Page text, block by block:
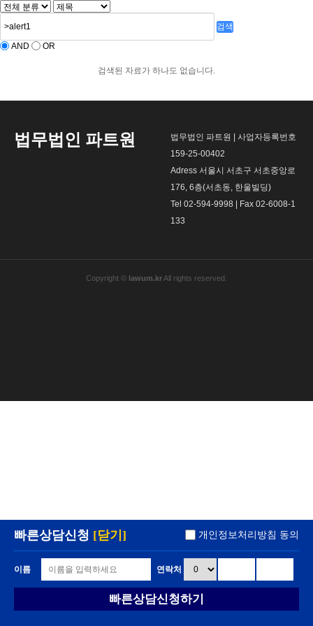
검색
AND OR
검색된 자료가 하나도 없습니다.
법무법인 파트원
법무법인 파트원 | 사업자등록번호
159-25-00402
Adress 서울시 서초구 서초중앙로
176, 6층(서초동, 한울빌딩)
Tel 02-594-9998 | Fax 02-6008-1
133
Copyright © lawum.krAll rights reserved.
빠른상담신청하기
빠른상담신청 [닫기] 개인정보처리방침 동의
이름 연락처